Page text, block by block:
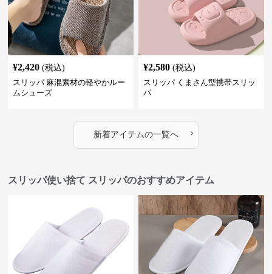
¥2,420 (税込)
スリッパ 麻混素材の軽やかルー
ムシューズ
¥2,580 (税込)
スリッパ くまさん型携帯スリッ
パ
新着アイテムの一覧へ ›
スリッパ使い捨て スリッパのおすすめアイテム